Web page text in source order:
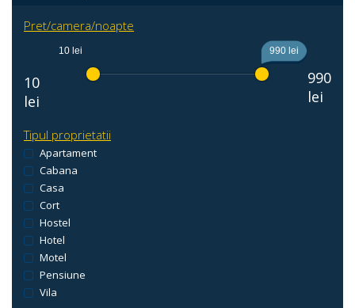
Pret/camera/noapte
10
lei
10 lei 990 lei
990
lei
Tipul proprietatii
Apartament
Cabana
Casa
Cort
Hostel
Hotel
Motel
Pensiune
Vila